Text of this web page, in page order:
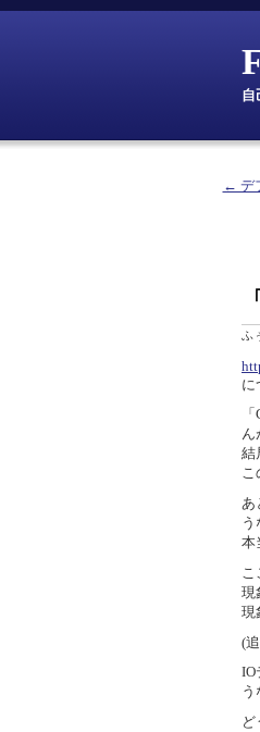
自
← デ
ふ
に
ん
結
こ
あ
う
本
こ
現
現
(
IO
う
ど